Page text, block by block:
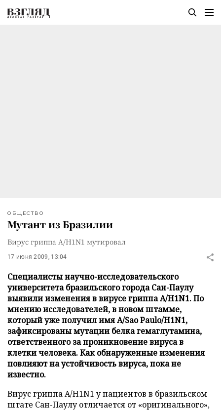
ОБЩЕСТВО
Мутант из Бразилии
Вирус гриппа A/H1N1 мутировал
17 июня 2009, 13:04
Специалисты научно-исследовательского
университета бразильского города Сан-Паулу
выявили изменения в вирусе гриппа A/H1N1. По
мнению исследователей, в новом штамме,
который уже получил имя A/Sao Paulo/H1N1,
зафиксированы мутации белка гемаглутамина,
ответственного за проникновение вируса в
клетки человека. Как обнаруженные изменения
повлияют на устойчивость вируса, пока не
известно.
Вирус гриппа A/H1N1 у пациентов в бразильском
штате Сан-Паулу отличается от «оригинального»,